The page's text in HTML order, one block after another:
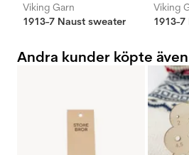
Viking Garn
1913-7 Naust sweater
Viking
1913-
Andra kunder köpte